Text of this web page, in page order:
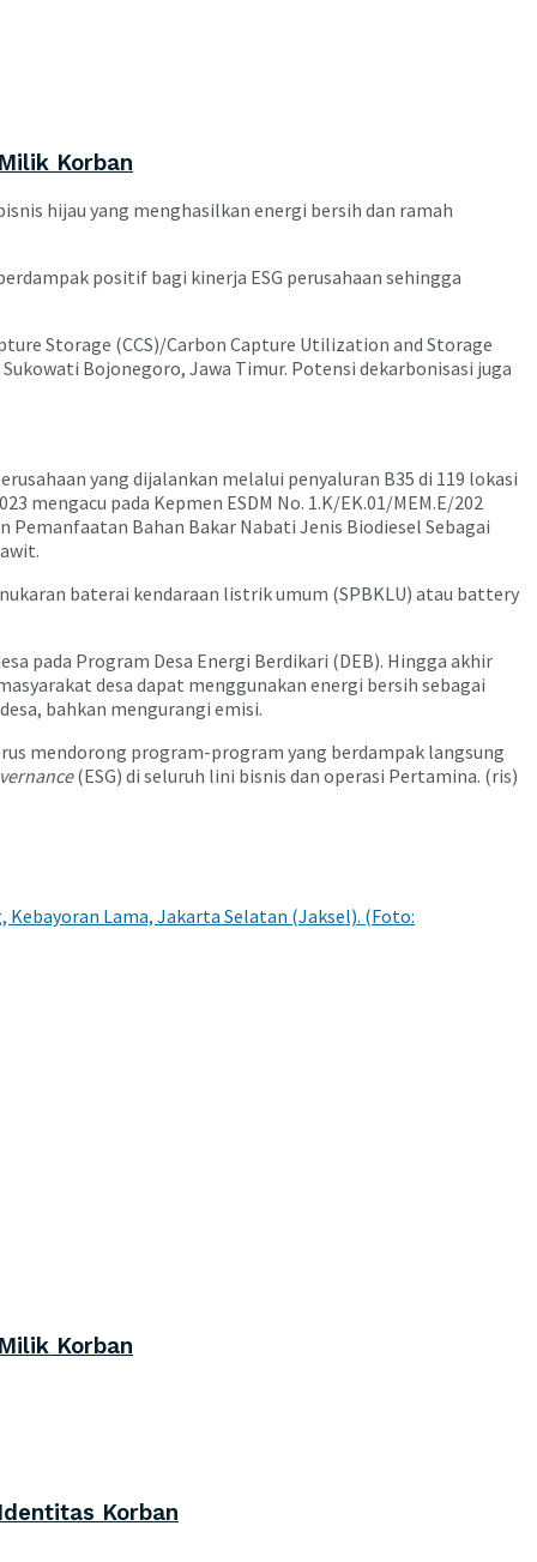
Korban
hijau yang menghasilkan energi bersih dan ramah
positif bagi kinerja ESG perusahaan sehingga
Storage (CCS)/Carbon Capture Utilization and Storage
Bojonegoro, Jawa Timur. Potensi dekarbonisasi juga
yang dijalankan melalui penyaluran B35 di 119 lokasi
pada Kepmen ESDM No. 1.K/EK.01/MEM.E/202
Bahan Bakar Nabati Jenis Biodiesel Sebagai
baterai kendaraan listrik umum (SPBKLU) atau battery
pada Program Desa Energi Berdikari (DEB). Hingga akhir
desa dapat menggunakan energi bersih sebagai
bahkan mengurangi emisi.
mendorong program-program yang berdampak langsung
(ESG) di seluruh lini bisnis dan operasi Pertamina. (ris)
Korban
Korban